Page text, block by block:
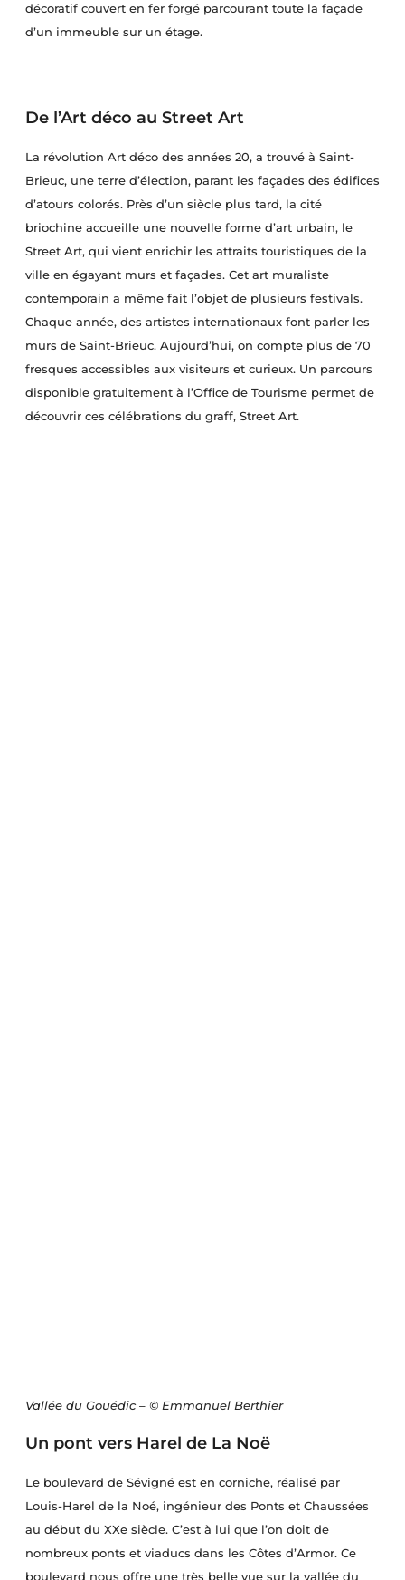
décoratif couvert en fer forgé parcourant toute la façade
d’un immeuble sur un étage.
De l’Art déco au Street Art
La révolution Art déco des années 20, a trouvé à Saint-
Brieuc, une terre d’élection, parant les façades des édifices
d’atours colorés. Près d’un siècle plus tard, la cité
briochine accueille une nouvelle forme d’art urbain, le
Street Art, qui vient enrichir les attraits touristiques de la
ville en égayant murs et façades. Cet art muraliste
contemporain a même fait l’objet de plusieurs festivals.
Chaque année, des artistes internationaux font parler les
murs de Saint-Brieuc. Aujourd’hui, on compte plus de 70
fresques accessibles aux visiteurs et curieux. Un parcours
disponible gratuitement à l’Office de Tourisme permet de
découvrir ces célébrations du graff, Street Art.
Vallée du Gouédic – © Emmanuel Berthier
Un pont vers Harel de La Noë
Le boulevard de Sévigné est en corniche, réalisé par
Louis-Harel de la Noé, ingénieur des Ponts et Chaussées
au début du XXe siècle. C’est à lui que l’on doit de
nombreux ponts et viaducs dans les Côtes d’Armor. Ce
boulevard nous offre une très belle vue sur la vallée du